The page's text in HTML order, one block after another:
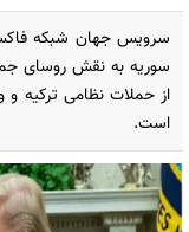
سرویس جهان شبکه فاکس
سوریه به نقش روسای
از حملات نظامی ترکیه
است.